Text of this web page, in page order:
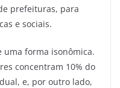
prefeituras, para
e sociais.
uma forma isonômica.
concentram 10% do
e, por outro lado,